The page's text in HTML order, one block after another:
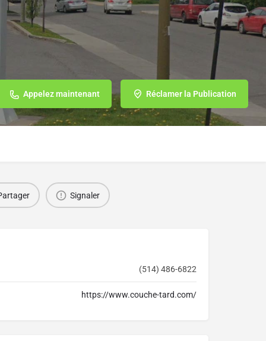
Appelez maintenant Réclamer la Publication
Signaler
(514) 486-6822
https://www.couche-tard.com/